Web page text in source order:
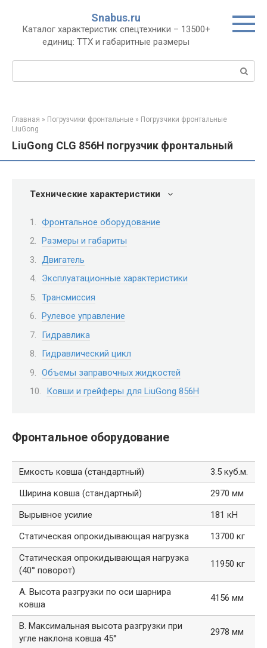
контенту
Snabus.ru
Каталог характеристик спецтехники – 13500+
единиц: ТТХ и габаритные размеры
Главная » Погрузчики фронтальные » Погрузчики фронтальные
LiuGong
LiuGong CLG 856H погрузчик фронтальный
Технические характеристики
Фронтальное оборудование
Размеры и габариты
Двигатель
Эксплуатационные характеристики
Трансмиссия
Рулевое управление
Гидравлика
Гидравлический цикл
Объемы заправочных жидкостей
Ковши и грейферы для LiuGong 856H
Фронтальное оборудование
Емкость ковша (стандартный)
3.5 куб.м.
Ширина ковша (стандартный)
2970 мм
Вырывное усилие
181 кН
Статическая опрокидывающая нагрузка
13700 кг
Статическая опрокидывающая нагрузка
(40° поворот)
11950 кг
A. Высота разгрузки по оси шарнира
ковша
4156 мм
B. Максимальная высота разгрузки при
угле наклона ковша 45°
2978 мм